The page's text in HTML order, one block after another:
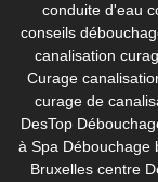
conduite d'eau
conseils
canalisation
Curage
curage de
DesTop
à Spa Débouchage
Bruxelles centre